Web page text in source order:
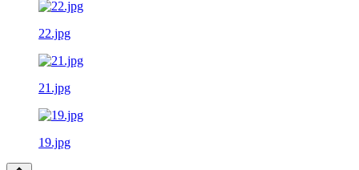
22.jpg
21.jpg
19.jpg